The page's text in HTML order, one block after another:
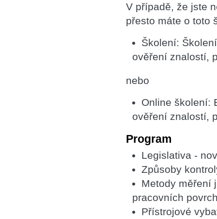
V případě, že jste
přesto máte o toto
Školení:
ověření znalostí,
nebo
Online školení:
ověření znalostí,
Program
Legislativa -
Způsoby
Metody měření
pracovních
Přístrojové